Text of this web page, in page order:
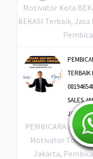
Motivator Kota
BEKASI Terbaik,
TERBAIK
SALES
JAKARTA
PEMBICARA
Motivator
Jakarta,